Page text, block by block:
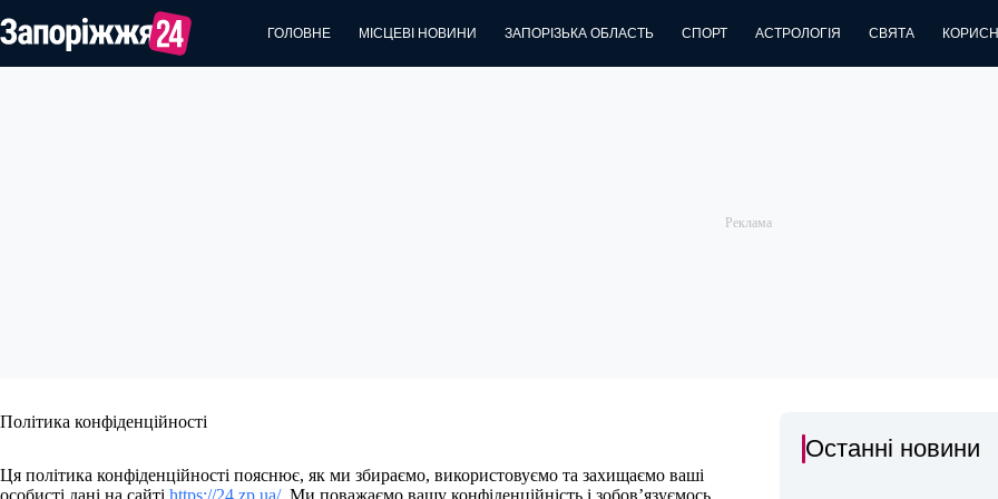
до
вмісту
ГОЛОВНЕ МІСЦЕВІ НОВИНИ ЗАПОРІЗЬКА ОБЛАСТЬ СПОРТ АСТРОЛОГІЯ СВЯТА
Політика конфіденційності
Ця політика конфіденційності пояснює, як ми збираємо, використовуємо та захищаємо ваші
особисті дані на сайті https://24.zp.ua/. Ми поважаємо вашу конфіденційність і зобов’язуємось
Останні новини